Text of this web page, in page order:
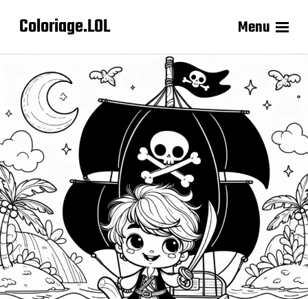
Coloriage.LOL Menu